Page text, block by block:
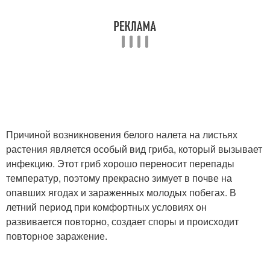
Причиной возникновения белого налета на листьях
растения является особый вид гриба, который вызывает
инфекцию. Этот гриб хорошо переносит перепады
температур, поэтому прекрасно зимует в почве на
опавших ягодах и зараженных молодых побегах. В
летний период при комфортных условиях он
развивается повторно, создает споры и происходит
повторное заражение.